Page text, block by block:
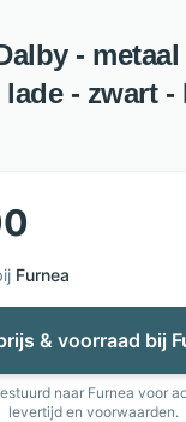
-
- zwart -
Furnea
& voorraad bij
naar Furnea voor
levertijd en voorwaarden.